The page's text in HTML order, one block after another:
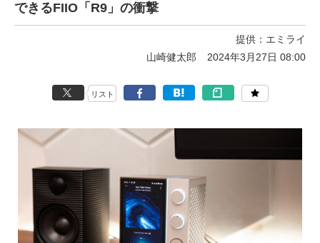
できるFIIO「R9」の衝撃
提供： エミライ
山崎健太郎
2024年3月27日 08:00
リスト